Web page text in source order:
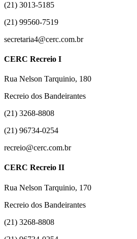
(21) 3013-5185
(21) 99560-7519
secretaria4@cerc.com.br
CERC Recreio I
Rua Nelson Tarquinio, 180
Recreio dos Bandeirantes
(21) 3268-8808
(21) 96734-0254
recreio@cerc.com.br
CERC Recreio II
Rua Nelson Tarquinio, 170
Recreio dos Bandeirantes
(21) 3268-8808